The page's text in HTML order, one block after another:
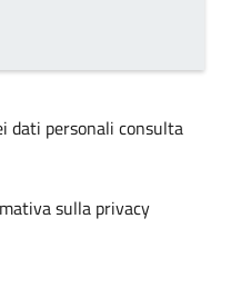
dati personali consulta
sulla privacy